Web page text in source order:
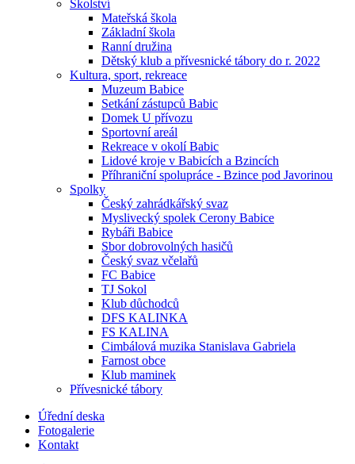
Školství
Mateřská škola
Základní škola
Ranní družina
Dětský klub a přívesnické tábory do r. 2022
Kultura, sport, rekreace
Muzeum Babice
Setkání zástupců Babic
Domek U přívozu
Sportovní areál
Rekreace v okolí Babic
Lidové kroje v Babicích a Bzincích
Příhraniční spolupráce - Bzince pod Javorinou
Spolky
Český zahrádkářský svaz
Myslivecký spolek Cerony Babice
Rybáři Babice
Sbor dobrovolných hasičů
Český svaz včelařů
FC Babice
TJ Sokol
Klub důchodců
DFS KALINKA
FS KALINA
Cimbálová muzika Stanislava Gabriela
Farnost obce
Klub maminek
Přívesnické tábory
Úřední deska
Fotogalerie
Kontakt